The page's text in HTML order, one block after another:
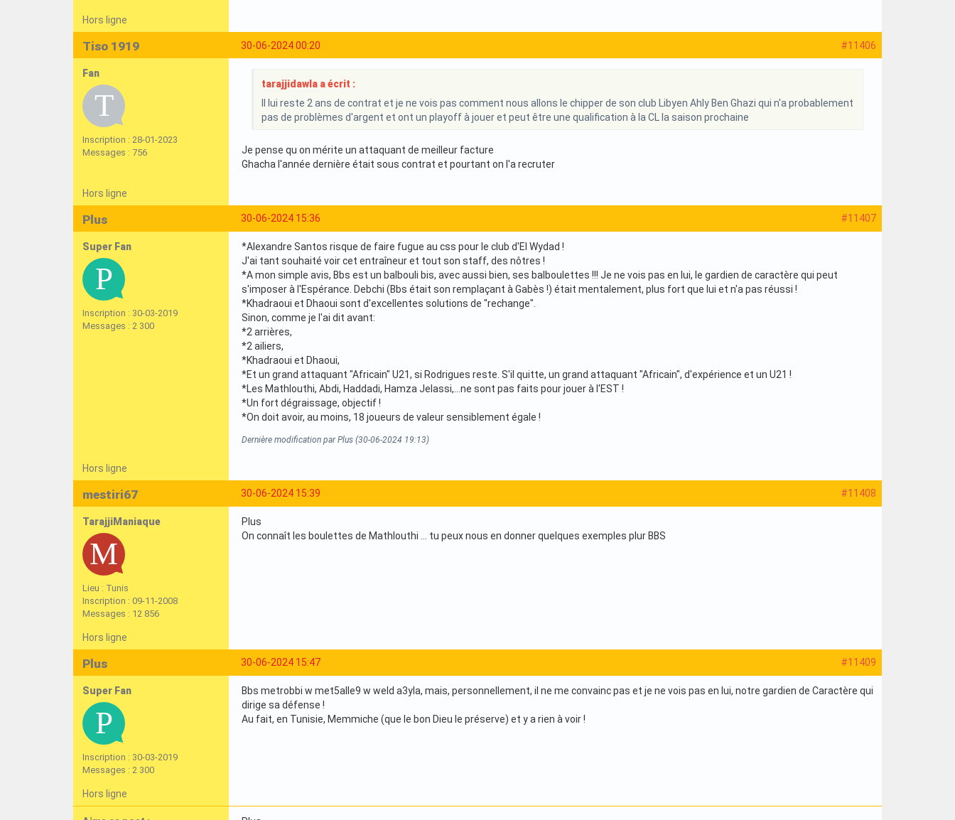
Hors ligne
#11406
30-06-2024 00:20
Tiso 1919
Fan
Inscription : 28-01-2023
Messages : 756
tarajjidawla a écrit :
Il lui reste 2 ans de contrat et je ne vois pas comment nous allons le chipper de son club Libyen Ahly Ben Ghazi qui n'a probablement
pas de problèmes d'argent et ont un playoff à jouer et peut être une qualification à la CL la saison prochaine
Je pense qu on mérite un attaquant de meilleur facture
Ghacha l'année dernière était sous contrat et pourtant on l'a recruter
Hors ligne
#11407
30-06-2024 15:36
Plus
Super Fan
Inscription : 30-03-2019
Messages : 2 300
*Alexandre Santos risque de faire fugue au css pour le club d'El Wydad !
J'ai tant souhaité voir cet entraîneur et tout son staff, des nôtres !
*A mon simple avis, Bbs est un balbouli bis, avec aussi bien, ses balboulettes !!! Je ne vois pas en lui, le gardien de caractère qui peut
s'imposer à l'Espérance. Debchi (Bbs était son remplaçant à Gabès !) était mentalement, plus fort que lui et n'a pas réussi !
*Khadraoui et Dhaoui sont d'excellentes solutions de "rechange".
Sinon, comme je l'ai dit avant:
*2 arrières,
*2 ailiers,
*Khadraoui et Dhaoui,
*Et un grand attaquant "Africain" U21, si Rodrigues reste. S'il quitte, un grand attaquant "Africain", d'expérience et un U21 !
*Les Mathlouthi, Abdi, Haddadi, Hamza Jelassi,...ne sont pas faits pour jouer à l'EST !
*Un fort dégraissage, objectif !
*On doit avoir, au moins, 18 joueurs de valeur sensiblement égale !
Dernière modification par Plus (30-06-2024 19:13)
Hors ligne
#11408
30-06-2024 15:39
mestiri67
TarajjiManiaque
Lieu : Tunis
Inscription : 09-11-2008
Messages : 12 856
Plus
On connaît les boulettes de Mathlouthi … tu peux nous en donner quelques exemples plur BBS
Hors ligne
#11409
30-06-2024 15:47
Plus
Super Fan
Inscription : 30-03-2019
Messages : 2 300
Bbs metrobbi w met5alle9 w weld a3yla, mais, personnellement, il ne me convainc pas et je ne vois pas en lui, notre gardien de Caractère qui
dirige sa défense !
Au fait, en Tunisie, Memmiche (que le bon Dieu le préserve) et y a rien à voir !
Hors ligne